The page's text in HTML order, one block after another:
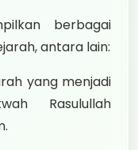
berbagai
antara lain:
yang menjadi
Rasulullah